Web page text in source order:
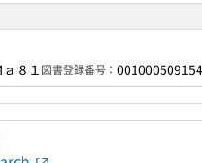
８１ 図書登録番号：